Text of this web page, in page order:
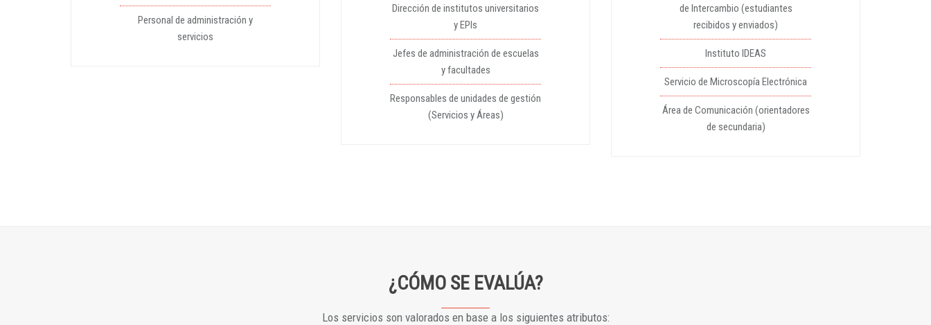
Personal de administración y
servicios
Dirección de institutos universitarios
y EPIs
Jefes de administración de escuelas
y facultades
Responsables de unidades de gestión
(Servicios y Áreas)
de Intercambio (estudiantes
recibidos y enviados)
Instituto IDEAS
Servicio de Microscopía Electrónica
Área de Comunicación (orientadores
de secundaria)
¿CÓMO SE EVALÚA?
Los servicios son valorados en base a los siguientes atributos: